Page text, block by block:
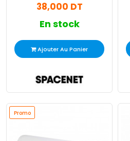
38,000 DT
En stock
Ajouter Au Panier
Promo